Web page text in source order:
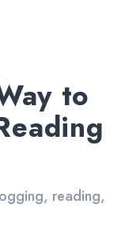
to
, reading,